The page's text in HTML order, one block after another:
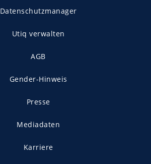
Datenschutzmanager
Utiq verwalten
AGB
Gender-Hinweis
Presse
Mediadaten
Karriere